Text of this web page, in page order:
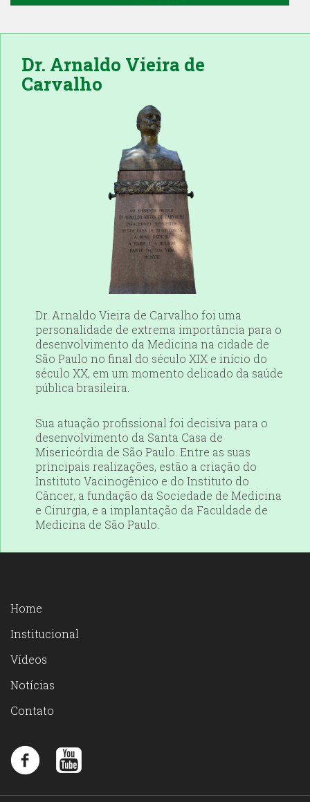
Dr. Arnaldo Vieira de
Carvalho
Dr. Arnaldo Vieira de Carvalho foi uma
personalidade de extrema importância para o
desenvolvimento da Medicina na cidade de
São Paulo no final do século XIX e início do
século XX, em um momento delicado da saúde
pública brasileira.
Sua atuação profissional foi decisiva para o
desenvolvimento da Santa Casa de
Misericórdia de São Paulo. Entre as suas
principais realizações, estão a criação do
Instituto Vacinogênico e do Instituto do
Câncer, a fundação da Sociedade de Medicina
e Cirurgia, e a implantação da Faculdade de
Medicina de São Paulo.
Home
Institucional
Vídeos
Notícias
Contato